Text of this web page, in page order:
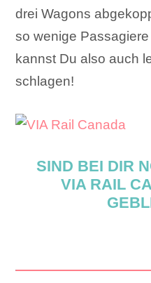
drei Wagons
so wenige
kannst Du also auch
schlagen!
SIND BEI DIR
VIA RAIL